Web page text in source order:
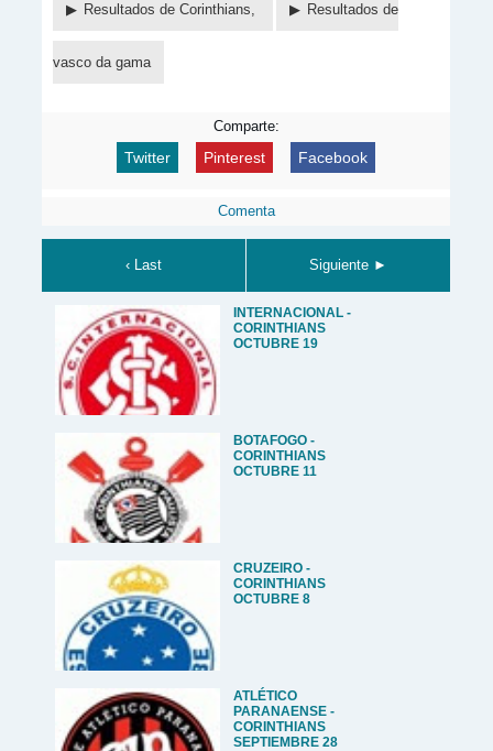
Resultados de Corinthians, Resultados de
vasco da gama
Comparte:
Twitter Pinterest Facebook
Comenta
‹ Last Siguiente ►
INTERNACIONAL -
CORINTHIANS
OCTUBRE 19
BOTAFOGO -
CORINTHIANS
OCTUBRE 11
CRUZEIRO -
CORINTHIANS
OCTUBRE 8
ATLÉTICO
PARANAENSE -
CORINTHIANS
SEPTIEMBRE 28